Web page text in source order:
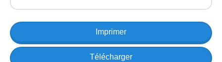
Imprimer
Télécharger